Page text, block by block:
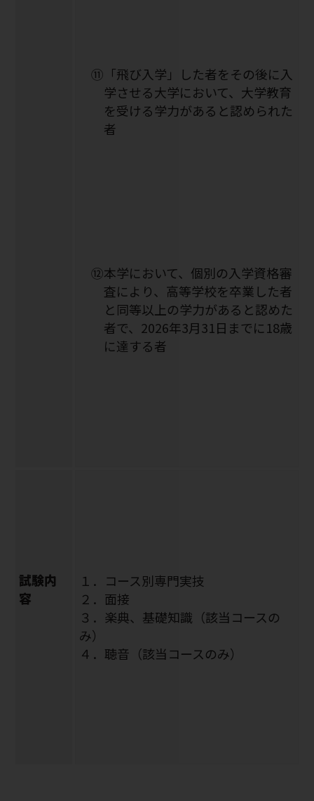
⑪「飛び入学」した者をその後に入
学させる大学において、大学教育
を受ける学力があると認められた
者
⑫本学において、個別の入学資格審
査により、高等学校を卒業した者
と同等以上の学力があると認めた
者で、2026年3月31日までに18歳
に達する者
試験内
容
１．コース別専門実技
２．面接
３．楽典、基礎知識（該当コースの
み）
４．聴音（該当コースのみ）